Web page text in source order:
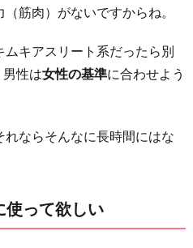
筋肉）がないですからね。
キアスリート系だったら別
性は女性の基準に合わせよう
ならそんなに長時間にはな
使って欲しい